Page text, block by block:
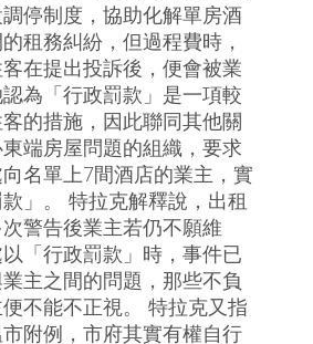
停制度，協助化解單房酒
租務糾紛，但過程費時，
在提出投訴後，便會被業
為「行政罰款」是一項較
的措施，因此聯同其他關
端房屋問題的組織，要求
名單上7間酒店的業主，實
」。 特拉克解釋說，出租
警告後業主若仍不願維
「行政罰款」時，事件已
主之間的問題，那些不負
不能不正視。 特拉克又指
附例，市府其實有權自行